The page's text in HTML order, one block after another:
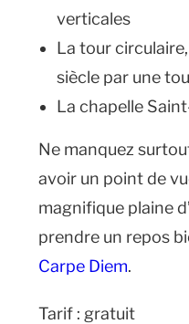
verticales
La tour
siècle par une
La chapelle
Ne manquez
avoir un point de
magnifique plaine
prendre un repos
Carpe Diem.
Tarif : gratuit